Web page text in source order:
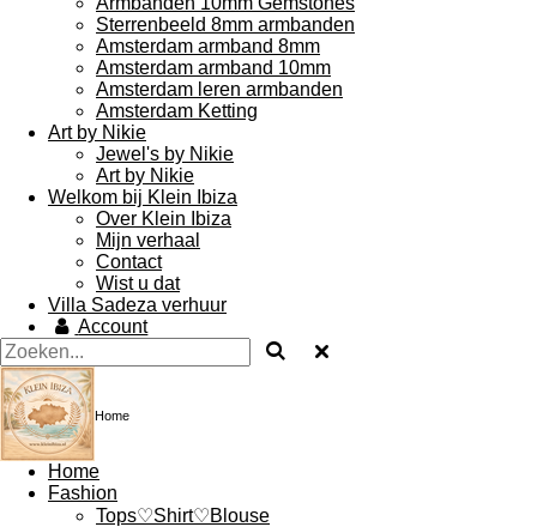
Sterrenbeeld 8mm armbanden
Amsterdam armband 8mm
Amsterdam armband 10mm
Amsterdam leren armbanden
Amsterdam Ketting
Art by Nikie
Jewel's by Nikie
Art by Nikie
Welkom bij Klein Ibiza
Over Klein Ibiza
Mijn verhaal
Contact
Wist u dat
Villa Sadeza verhuur
Account
Home
Home
Fashion
Tops♡Shirt♡Blouse